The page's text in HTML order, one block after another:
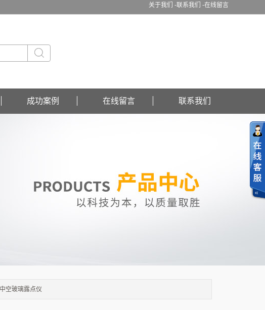
关于我们 -联系我们 -在线留言
成功案例 在线留言 联系我们
空玻璃露点仪